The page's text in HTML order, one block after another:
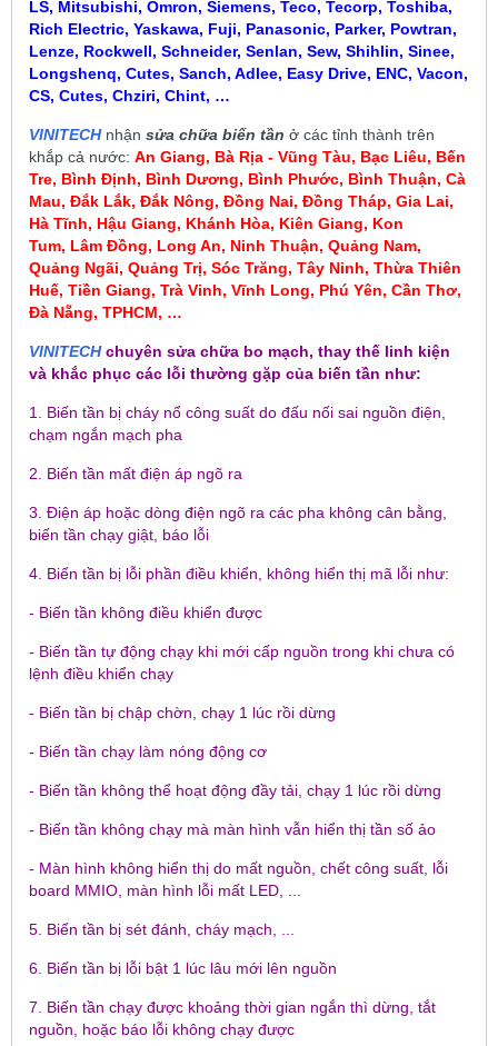
LS, Mitsubishi, Omron, Siemens, Teco, Tecorp, Toshiba,
Rich Electric, Yaskawa, Fuji, Panasonic, Parker, Powtran,
Lenze, Rockwell, Schneider, Senlan, Sew, Shihlin, Sinee,
Longshenq, Cutes, Sanch, Adlee, Easy Drive, ENC, Vacon,
CS, Cutes, Chziri, Chint, …
VINITECHnhận sửa chữa biến tần ở các tỉnh thành trên
khắp cả nước: An Giang, Bà Rịa - Vũng Tàu, Bạc Liêu, Bến
Tre, Bình Định, Bình Dương, Bình Phước, Bình Thuận, Cà
Mau, Đắk Lắk, Đắk Nông, Đồng Nai, Đồng Tháp, Gia Lai,
Hà Tĩnh, Hậu Giang, Khánh Hòa, Kiên Giang, Kon
Tum, Lâm Đồng, Long An, Ninh Thuận, Quảng Nam,
Quảng Ngãi, Quảng Trị, Sóc Trăng, Tây Ninh, Thừa Thiên
Huế, Tiền Giang, Trà Vinh, Vĩnh Long, Phú Yên, Cần Thơ,
Đà Nẵng, TPHCM, …
VINITECHchuyên sửa chữa bo mạch, thay thế linh kiện
và khắc phục các lỗi thường gặp của biến tần như:
1. Biến tần bị cháy nổ công suất do đấu nối sai nguồn điện,
chạm ngắn mạch pha
2. Biến tần mất điện áp ngõ ra
3. Điện áp hoặc dòng điện ngõ ra các pha không cân bằng,
biến tần chạy giật, báo lỗi
4. Biến tần bị lỗi phần điều khiển, không hiển thị mã lỗi như:
- Biến tần không điều khiển được
- Biến tần tự động chạy khi mới cấp nguồn trong khi chưa có
lệnh điều khiển chạy
- Biến tần bị chập chờn, chạy 1 lúc rồi dừng
- Biến tần chạy làm nóng động cơ
- Biến tần không thể hoạt động đầy tải, chạy 1 lúc rồi dừng
- Biến tần không chạy mà màn hình vẫn hiển thị tần số ảo
- Màn hình không hiển thị do mất nguồn, chết công suất, lỗi
board MMIO, màn hình lỗi mất LED, ...
5. Biến tần bị sét đánh, cháy mạch, ...
6. Biến tần bị lỗi bật 1 lúc lâu mới lên nguồn
7. Biến tần chạy được khoảng thời gian ngắn thì dừng, tắt
nguồn, hoặc báo lỗi không chạy được